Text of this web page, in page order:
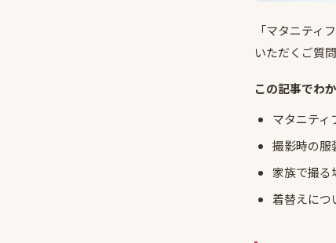
「マタニティ
いただくご質
この記事でわ
マタニティ
撮影時の服
家族で撮る
着替えにつ